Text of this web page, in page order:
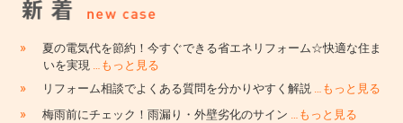
»
夏の電気代を節約！今すぐできる省エネリフォーム☆快適な住ま
いを実現
…もっと見る
» リフォーム相談でよくある質問を分かりやすく解説 …もっと見る
» 梅雨前にチェック！雨漏り・外壁劣化のサイン …もっと見る